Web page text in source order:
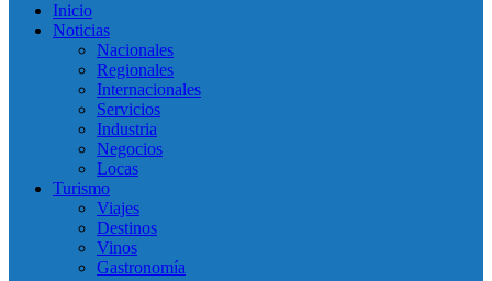
Inicio
Noticias
Nacionales
Regionales
Internacionales
Servicios
Industria
Negocios
Locas
Turismo
Viajes
Destinos
Vinos
Gastronomía